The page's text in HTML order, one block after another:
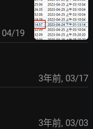
04/19
3年前, 03/17
3年前, 03/03